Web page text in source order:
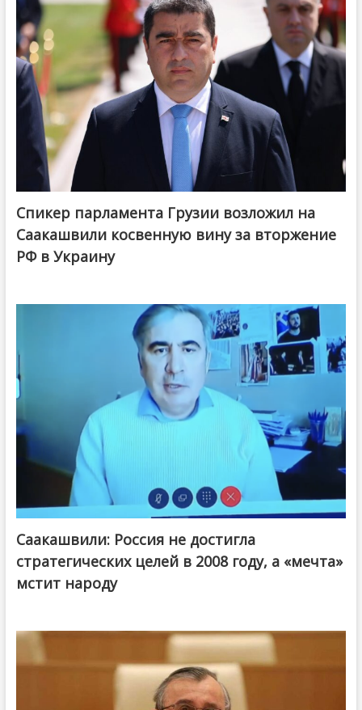
Спикер парламента Грузии возложил на
Саакашвили косвенную вину за вторжение
РФ в Украину
Саакашвили: Россия не достигла
стратегических целей в 2008 году, а «мечта»
мстит народу